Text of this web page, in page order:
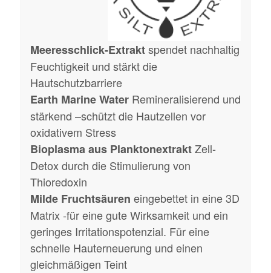
Meeresschlick-Extraktspendet nachhaltig
Feuchtigkeit und stärkt die
Hautschutzbarriere
Earth Marine Water Remineralisierend und
stärkend –schützt die Hautzellen vor
oxidativem Stress
Bioplasma aus PlanktonextraktZell-
Detox durch die Stimulierung von
Thioredoxin
Milde Fruchtsäuren eingebettet in eine 3D
Matrix -für eine gute Wirksamkeit und ein
geringes Irritationspotenzial. Für eine
schnelle Hauterneuerung und einen
gleichmäßigen Teint